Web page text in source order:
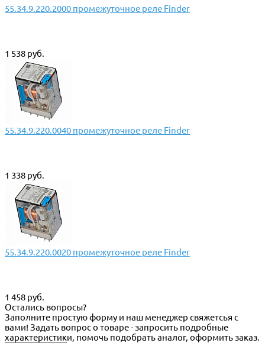
55.34.9.220.2000 промежуточное реле Finder
1 538 руб.
55.34.9.220.0040 промежуточное реле Finder
1 338 руб.
55.34.9.220.0020 промежуточное реле Finder
1 458 руб.
Остались вопросы?
Заполните простую форму и наш менеджер свяжетсья с
вами! Задать вопрос о товаре - запросить подробные
характеристики, помочь подобрать аналог, оформить заказ.